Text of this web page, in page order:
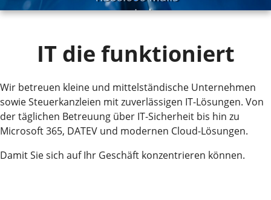
IT die funktioniert
Wir betreuen kleine und mittelständische Unternehmen
sowie Steuerkanzleien mit zuverlässigen IT-Lösungen. Von
der täglichen Betreuung über IT-Sicherheit bis hin zu
Microsoft 365, DATEV und modernen Cloud-Lösungen.
Damit Sie sich auf Ihr Geschäft konzentrieren können.